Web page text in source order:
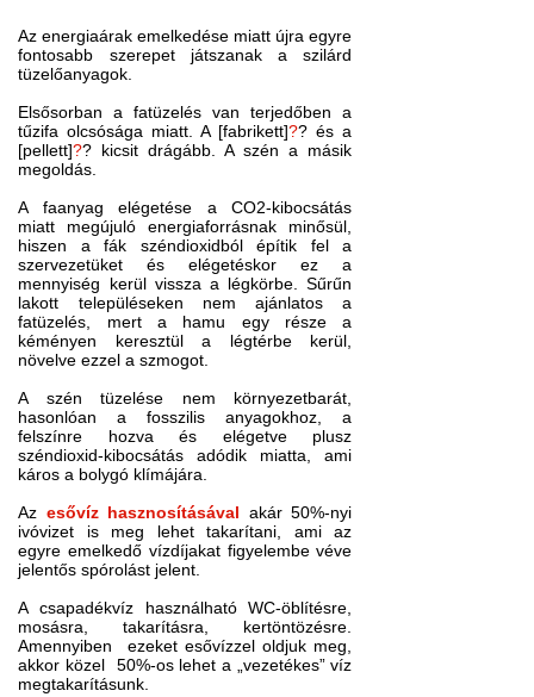
Az energiaárak emelkedése miatt újra egyre
fontosabb szerepet játszanak a szilárd
tüzelőanyagok.
Elsősorban a fatüzelés van terjedőben a
tűzifa olcsósága miatt. A [fabrikett]?? és a
[pellett]?? kicsit drágább. A szén a másik
megoldás.
A faanyag elégetése a CO2-kibocsátás
miatt megújuló energiaforrásnak minősül,
hiszen a fák széndioxidból építik fel a
szervezetüket és elégetéskor ez a
mennyiség kerül vissza a légkörbe. Sűrűn
lakott településeken nem ajánlatos a
fatüzelés, mert a hamu egy része a
kéményen keresztül a légtérbe kerül,
növelve ezzel a szmogot.
A szén tüzelése nem környezetbarát,
hasonlóan a fosszilis anyagokhoz, a
felszínre hozva és elégetve plusz
széndioxid-kibocsátás adódik miatta, ami
káros a bolygó klímájára.
Az esővíz hasznosításával akár 50%-nyi
ivóvizet is meg lehet takarítani, ami az
egyre emelkedő vízdíjakat figyelembe véve
jelentős spórolást jelent.
A csapadékvíz használható WC-öblítésre,
mosásra, takarításra, kertöntözésre.
Amennyiben ezeket esővízzel oldjuk meg,
akkor közel 50%-os lehet a „vezetékes” víz
megtakarításunk.